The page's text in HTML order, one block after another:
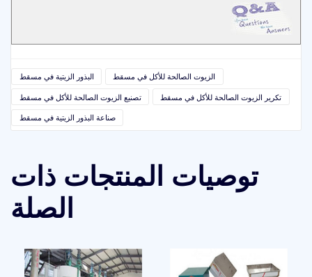
البذور الزيتية في مسقط
الزيوت الصالحة للأكل في مسقط
تصنيع الزيوت الصالحة للأكل في مسقط
تكرير الزيوت الصالحة للأكل في مسقط
صناعة البذور الزيتية في مسقط
توصيات المنتجات ذات
الصلة